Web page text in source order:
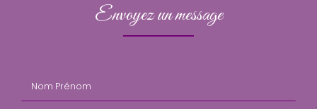
Envoyez un message